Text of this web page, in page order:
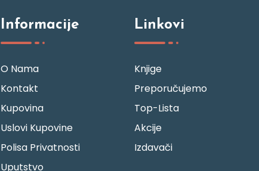
Informacije
O Nama
Kontakt
Kupovina
Uslovi Kupovine
Polisa Privatnosti
Uputstvo
Linkovi
Knjige
Preporučujemo
Top-Lista
Akcije
Izdavači